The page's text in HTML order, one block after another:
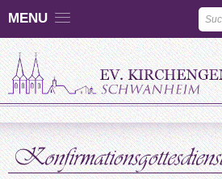
MENU